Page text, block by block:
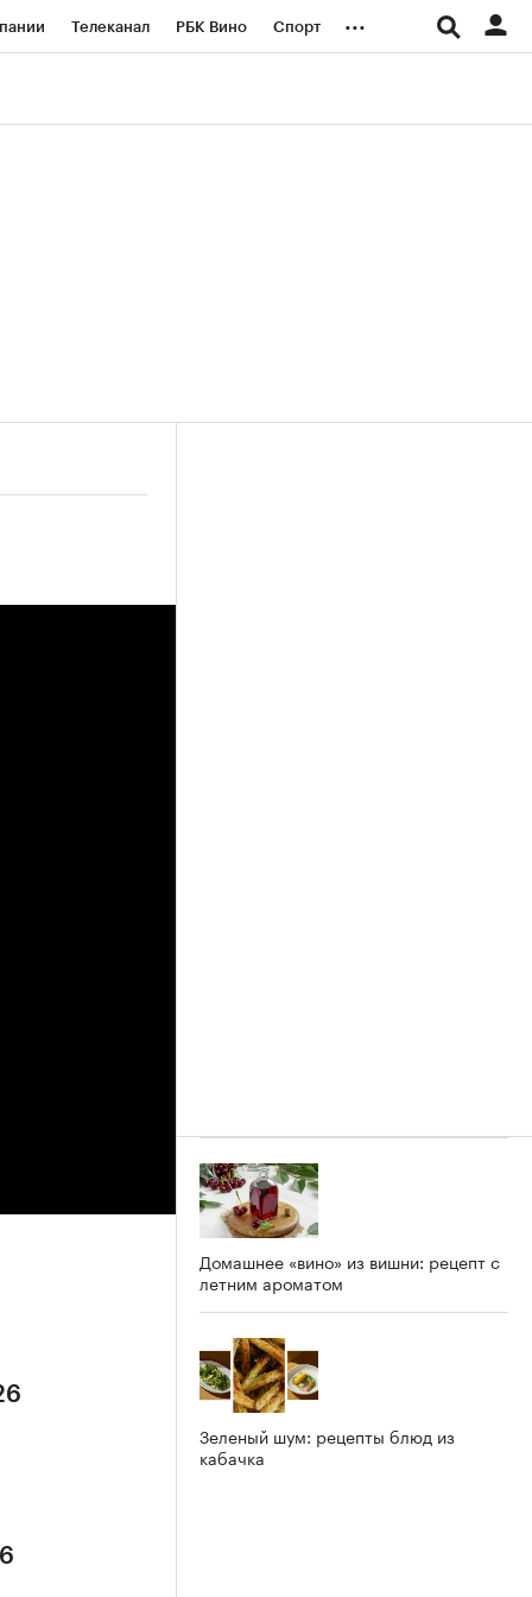
Телеканал РБК Вино Спорт ...
Домашнее «вино» из вишни: рецепт с
летним ароматом
Зеленый шум: рецепты блюд из
кабачка